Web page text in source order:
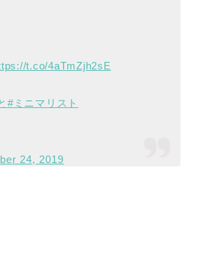
t.co/4aTmZjh2sE
#ミニマリスト
24, 2019